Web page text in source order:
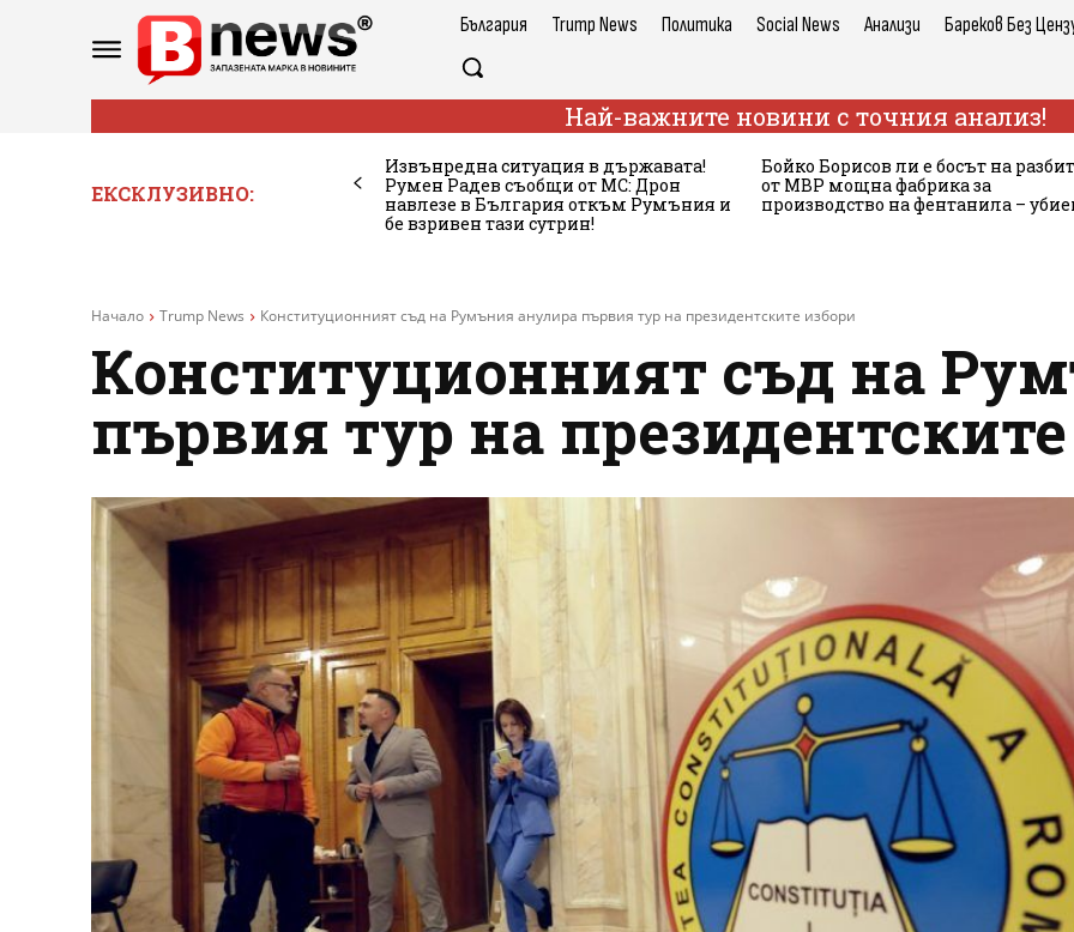
България Trump News Политика Social News Анализи Бареков Без
Най-важните новини с точния анализ!
ЕКСКЛУЗИВНО:
Извънредна ситуация в държавата!
Румен Радев съобщи от МС: Дрон
навлезе в България откъм Румъния и
бе взривен тази сутрин!
Бойко Борисов ли е босът на
от МВР мощна фабрика за
производство на фентанила –
Начало Trump News Конституционният съд на Румъния анулира първия тур на президентските избори
Конституционният съд на
първия тур на